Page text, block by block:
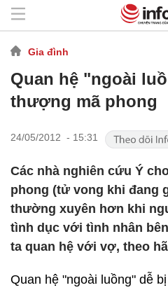
Gia đình
Quan hệ "ngoài
thượng mã phong
24/05/2012 - 15:31
Các nhà nghiên cứu Ý
phong (tử vong khi đang
thường xuyên hơn khi
tình dục với tình nhân
ta quan hệ với vợ, theo
Quan hệ "ngoài luồng" dễ